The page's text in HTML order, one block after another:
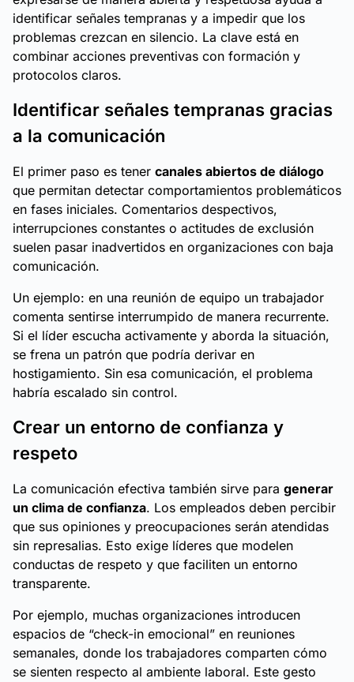
identificar señales tempranas y a impedir que los
problemas crezcan en silencio. La clave está en
combinar acciones preventivas con formación y
protocolos claros.
Identificar señales tempranas gracias
a la comunicación
El primer paso es tener canales abiertos de diálogo
que permitan detectar comportamientos problemáticos
en fases iniciales. Comentarios despectivos,
interrupciones constantes o actitudes de exclusión
suelen pasar inadvertidos en organizaciones con baja
comunicación.
Un ejemplo: en una reunión de equipo un trabajador
comenta sentirse interrumpido de manera recurrente.
Si el líder escucha activamente y aborda la situación,
se frena un patrón que podría derivar en
hostigamiento. Sin esa comunicación, el problema
habría escalado sin control.
Crear un entorno de confianza y
respeto
La comunicación efectiva también sirve para generar
un clima de confianza. Los empleados deben percibir
que sus opiniones y preocupaciones serán atendidas
sin represalias. Esto exige líderes que modelen
conductas de respeto y que faciliten un entorno
transparente.
Por ejemplo, muchas organizaciones introducen
espacios de “check-in emocional” en reuniones
semanales, donde los trabajadores comparten cómo
se sienten respecto al ambiente laboral. Este gesto